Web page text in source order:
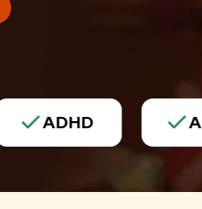
ADHD